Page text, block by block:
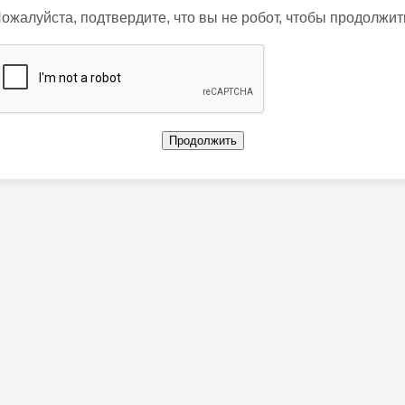
подтвердите, что вы не робот, чтобы
Продолжить